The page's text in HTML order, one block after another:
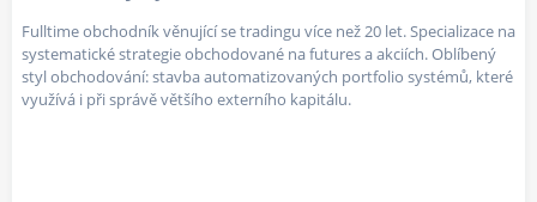
Fulltime obchodník věnující se tradingu více než 20 let. Specializace na
systematické strategie obchodované na futures a akciích. Oblíbený
styl obchodování: stavba automatizovaných portfolio systémů, které
využívá i při správě většího externího kapitálu.